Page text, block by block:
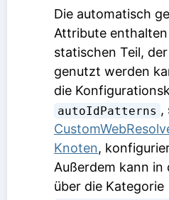
Die automatisch
Attribute
statischen Teil,
genutzt werden
die
autoIdPatterns ,
Knoten,
Außerdem kann in
über die Kategorie